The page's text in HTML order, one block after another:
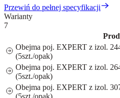
Przewiń do pełnej specyfikacji
Warianty
7
Obejma poj. EXPERT z izol.
(5szt./opak)
Obejma poj. EXPERT z izol.
(5szt./opak)
Obejma poj. EXPERT z izol.
(5szt./opak)